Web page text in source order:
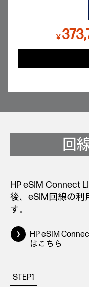
￥
回
HP eSIM Connect
後、eSIM回線の利
す。
HP eSIM
はこちら